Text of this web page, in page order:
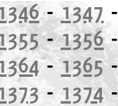
-1347
-1356
-1365
- 1374